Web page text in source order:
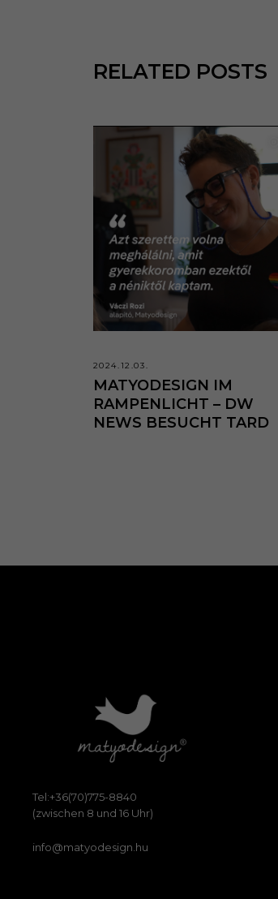
RELATED POSTS
2024.12.03.
MATYODESIGN IM
RAMPENLICHT – DW
NEWS BESUCHT TARD
Tel:+36(70)775-8840
(zwischen 8 und 16 Uhr)
info@matyodesign.hu